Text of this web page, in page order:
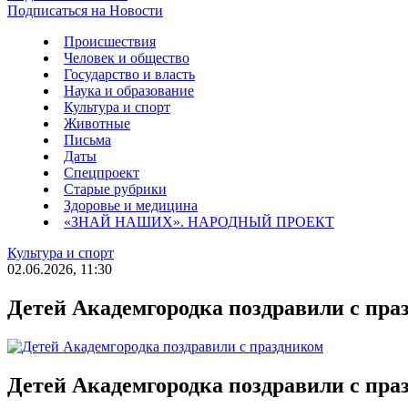
Подписаться на Новости
Происшествия
Человек и общество
Государство и власть
Наука и образование
Культура и спорт
Животные
Письма
Даты
Спецпроект
Старые рубрики
Здоровье и медицина
«ЗНАЙ НАШИХ». НАРОДНЫЙ ПРОЕКТ
Культура и спорт
02.06.2026, 11:30
Детей Академгородка поздравили с
Детей Академгородка поздравили с